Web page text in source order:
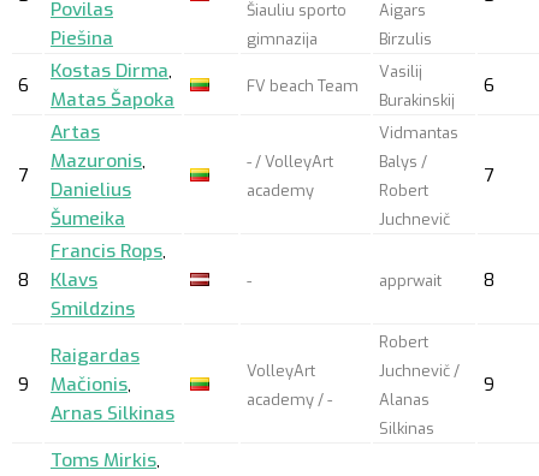
Povilas
Piešina
Šiauliu sporto
gimnazija
Aigars
Birzulis
6
Kostas Dirma,
Matas Šapoka
FV beach Team
Vasilij
Burakinskij
6
7
Artas
Mazuronis,
Danielius
Šumeika
- / VolleyArt
academy
Vidmantas
Balys /
Robert
Juchnevič
7
8
Francis Rops,
Klavs
Smildzins
- apprwait 8
9
Raigardas
Mačionis,
Arnas Silkinas
VolleyArt
academy / -
Robert
Juchnevič /
Alanas
Silkinas
9
Toms Mirkis,